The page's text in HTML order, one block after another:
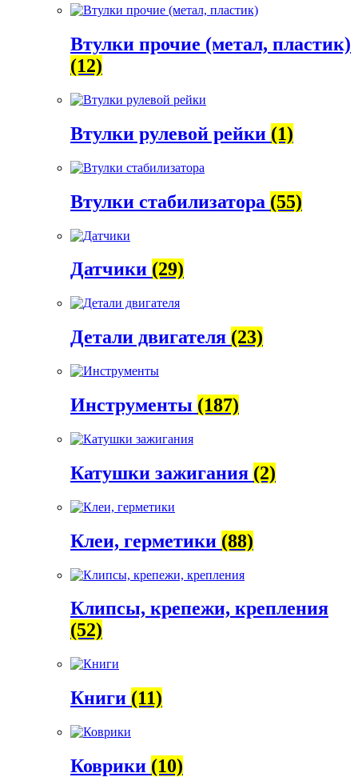
Втулки прочие (метал, пластик)
(12)
Втулки рулевой рейки (1)
Втулки стабилизатора (55)
Датчики (29)
Детали двигателя (23)
Инструменты (187)
Катушки зажигания (2)
Клеи, герметики (88)
Клипсы, крепежи, крепления
(52)
Книги (11)
Коврики (10)